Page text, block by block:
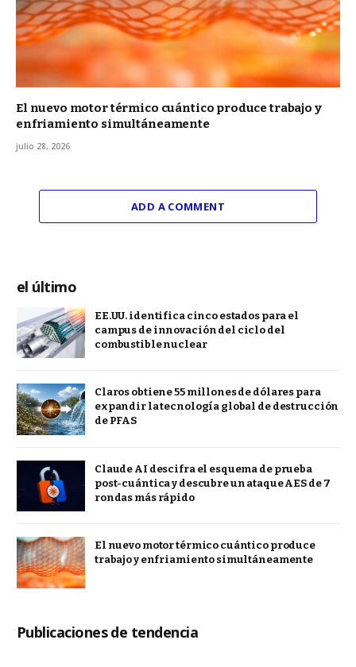
El nuevo motor térmico cuántico produce trabajo y
enfriamiento simultáneamente
julio 28, 2026
ADD A COMMENT
el último
EE.UU. identifica cinco estados para el
campus de innovación del ciclo del
combustible nuclear
Claros obtiene 55 millones de dólares para
expandir la tecnología global de destrucción
de PFAS
Claude AI descifra el esquema de prueba
post-cuántica y descubre un ataque AES de 7
rondas más rápido
El nuevo motor térmico cuántico produce
trabajo y enfriamiento simultáneamente
Publicaciones de tendencia